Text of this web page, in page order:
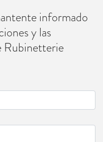
informado
y las
Rubinetterie